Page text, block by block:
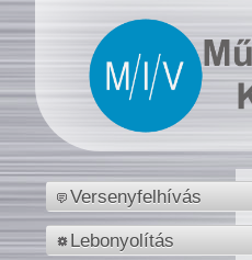
Versenyfelhívás
Lebonyolítás